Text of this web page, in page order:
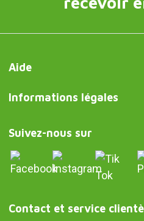
Aide
Informations légales
Suivez-nous sur
Contact et service